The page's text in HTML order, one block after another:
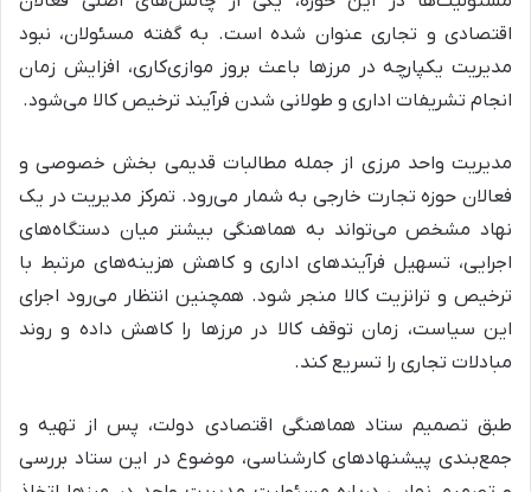
اقتصادی و تجاری عنوان شده است. به گفته مسئولان، نبود
مدیریت یکپارچه در مرزها باعث بروز موازی‌کاری، افزایش زمان
انجام تشریفات اداری و طولانی شدن فرآیند ترخیص کالا می‌شود.
مدیریت واحد مرزی از جمله مطالبات قدیمی بخش خصوصی و
فعالان حوزه تجارت خارجی به شمار می‌رود. تمرکز مدیریت در یک
نهاد مشخص می‌تواند به هماهنگی بیشتر میان دستگاه‌های
اجرایی، تسهیل فرآیندهای اداری و کاهش هزینه‌های مرتبط با
ترخیص و ترانزیت کالا منجر شود. همچنین انتظار می‌رود اجرای
این سیاست، زمان توقف کالا در مرزها را کاهش داده و روند
مبادلات تجاری را تسریع کند.
طبق تصمیم ستاد هماهنگی اقتصادی دولت، پس از تهیه و
جمع‌بندی پیشنهادهای کارشناسی، موضوع در این ستاد بررسی